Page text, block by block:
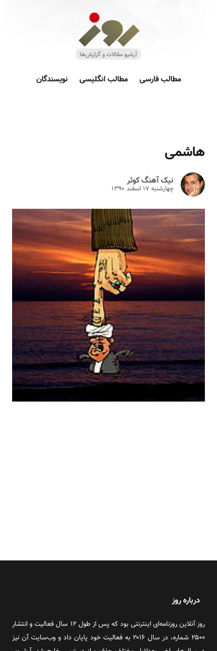
مطالب فارسی مطالب انگلیسی نویسندگان
هاشمی
نیک آهنگ کوثر
چهارشنبه ۱۷ اسفند ۱۳۹۰
درباره روز
روز آنلاین روزنامه‌ای اینترنتی بود که پس از طول ۱۲ سال فعالیت و انتشار
۲۵۰۰ شماره، در سال ۲۰۱۶ به فعالیت خود پایان داد و وب‌سایت آن نیز